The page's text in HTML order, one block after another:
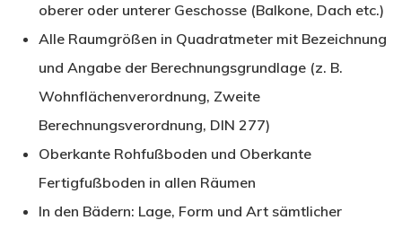
oberer oder unterer Geschosse (Balkone, Dach etc.)
Alle Raumgrößen in Quadratmeter mit Bezeichnung
und Angabe der Berechnungsgrundlage (z. B.
Wohnflächenverordnung, Zweite
Berechnungsverordnung, DIN 277)
Oberkante Rohfußboden und Oberkante
Fertigfußboden in allen Räumen
In den Bädern: Lage, Form und Art sämtlicher